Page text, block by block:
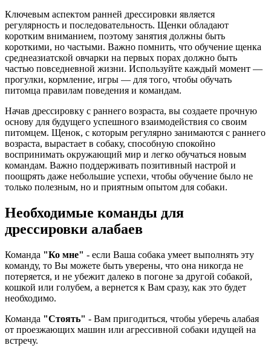
Ключевым аспектом ранней дрессировки является
регулярность и последовательность. Щенки обладают
коротким вниманием, поэтому занятия должны быть
короткими, но частыми. Важно помнить, что обучение щенка
среднеазиатской овчарки на первых порах должно быть
частью повседневной жизни. Используйте каждый момент —
прогулки, кормление, игры — для того, чтобы обучать
питомца правилам поведения и командам.
Начав дрессировку с раннего возраста, вы создаете прочную
основу для будущего успешного взаимодействия со своим
питомцем. Щенок, с которым регулярно занимаются с раннего
возраста, вырастает в собаку, способную спокойно
воспринимать окружающий мир и легко обучаться новым
командам. Важно поддерживать позитивный настрой и
поощрять даже небольшие успехи, чтобы обучение было не
только полезным, но и приятным опытом для собаки.
Необходимые команды для
дрессировки алабаев
Команда "Ко мне" - если Ваша собака умеет выполнять эту
команду, то Вы можете быть уверены, что она никогда не
потеряется, и не убежит далеко в погоне за другой собакой,
кошкой или голубем, а вернется к Вам сразу, как это будет
необходимо.
Команда "Стоять" - Вам пригодиться, чтобы уберечь алабая
от проезжающих машин или агрессивной собаки идущей на
встречу.